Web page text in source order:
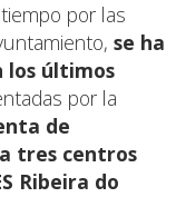
por las
se ha
los últimos
por la
de
tres centros
Ribeira do